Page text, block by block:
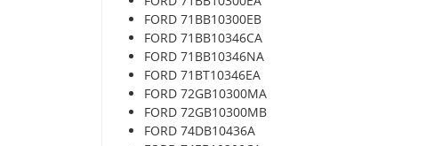
FORD 71BB10300EB
FORD 71BB10346CA
FORD 71BB10346NA
FORD 71BT10346EA
FORD 72GB10300MA
FORD 72GB10300MB
FORD 74DB10436A